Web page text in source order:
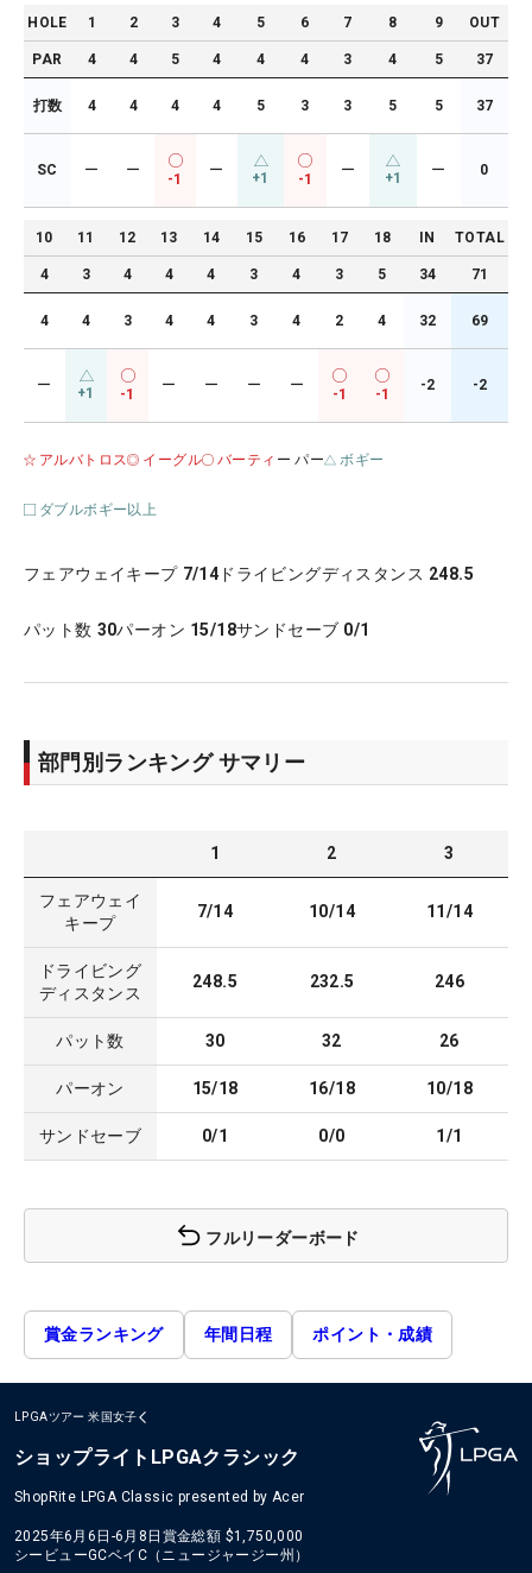
HOLE 1 2 3 4 5 6 7 8 9 OUT
PAR 4 4 5 4 4 4 3 4 5 37
打数 4 4 4 4 5 3 3 5 5 37
SC ー ー
-1
ー +1 -1
ー +1 ー 0
10 11 12 13 14 15 16 17 18 IN TOTAL
4 3 4 4 4 3 4 3 5 34 71
4 4 3 4 4 3 4 2 4 32 69
ー +1 -1
ー ー ー ー
-1 -1
-2 -2
アルバトロス イーグル バーティ ー パー ボギー
ダブルボギー以上
フェアウェイキープ 7/14 ドライビングディスタンス 248.5
パット数 30パーオン 15/18サンドセーブ 0/1
部門別ランキング サマリー
1 2 3
フェアウェイ
キープ
7/14 10/14 11/14
ドライビング
ディスタンス
248.5 232.5 246
パット数 30 32 26
パーオン 15/18 16/18 10/18
サンドセーブ 0/1 0/0 1/1
フルリーダーボード
賞金ランキング 年間日程 ポイント・成績
LPGAツアー 米国女子
ショップライトLPGAクラシック
ShopRite LPGA Classic presented by Acer
2025年6月6日-6月8日 賞金総額 $1,750,000
シービューGCベイC（ニュージャージー州）